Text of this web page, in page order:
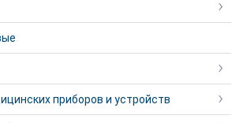
приборов и устройств